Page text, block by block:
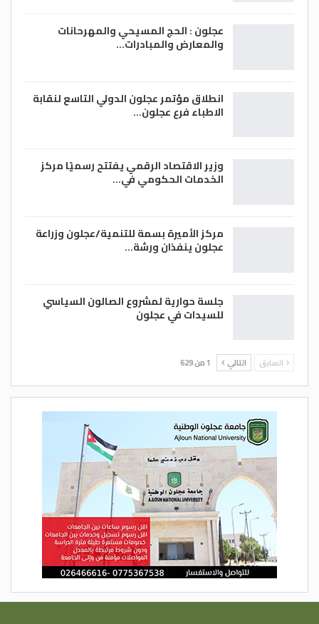
عجلون : الحج المسيحي والمهرحانات
والمعارض والمبادرات…
انطلاق مؤتمر عجلون الدولي التاسع لنقابة
الاطباء فرع عجلون…
وزير الاقتصاد الرقمي يفتتح رسميًا مركز
الخدمات الحكومي في…
مركز الأميرة بسمة للتنمية/عجلون وزراعة
عجلون ينفذان ورشة…
جلسة حوارية لمشروع الصالون السياسي
للسيدات في عجلون
السابق التالي 1 من 629